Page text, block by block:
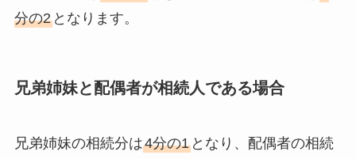
分の2となります。
兄弟姉妹と配偶者が相続人である場合
兄弟姉妹の相続分は4分の1となり、配偶者の相続